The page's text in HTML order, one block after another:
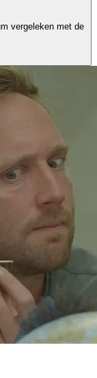
vergeleken met de